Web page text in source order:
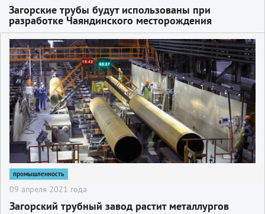
Загорские трубы будут использованы при
разработке Чаяндинского месторождения
2
промышленность
09 апреля 2021 года
Загорский трубный завод растит металлургов